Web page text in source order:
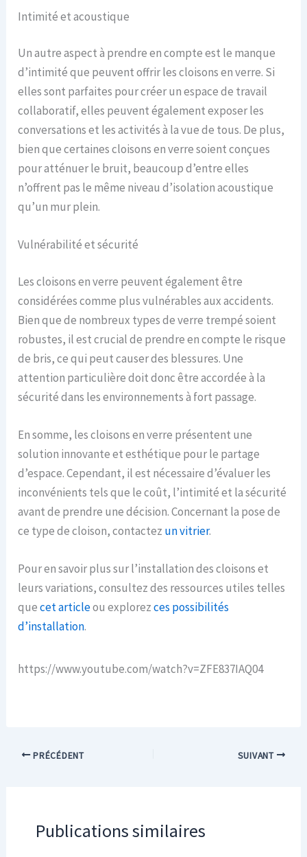
Intimité et acoustique
Un autre aspect à prendre en compte est le manque
d’intimité que peuvent offrir les cloisons en verre. Si
elles sont parfaites pour créer un espace de travail
collaboratif, elles peuvent également exposer les
conversations et les activités à la vue de tous. De plus,
bien que certaines cloisons en verre soient conçues
pour atténuer le bruit, beaucoup d’entre elles
n’offrent pas le même niveau d’isolation acoustique
qu’un mur plein.
Vulnérabilité et sécurité
Les cloisons en verre peuvent également être
considérées comme plus vulnérables aux accidents.
Bien que de nombreux types de verre trempé soient
robustes, il est crucial de prendre en compte le risque
de bris, ce qui peut causer des blessures. Une
attention particulière doit donc être accordée à la
sécurité dans les environnements à fort passage.
En somme, les cloisons en verre présentent une
solution innovante et esthétique pour le partage
d’espace. Cependant, il est nécessaire d’évaluer les
inconvénients tels que le coût, l’intimité et la sécurité
avant de prendre une décision. Concernant la pose de
ce type de cloison, contactez un vitrier.
Pour en savoir plus sur l’installation des cloisons et
leurs variations, consultez des ressources utiles telles
quecet articleou explorezces possibilités
d’installation.
https://www.youtube.com/watch?v=ZFE837IAQ04
PRÉCÉDENT SUIVANT
Publications similaires